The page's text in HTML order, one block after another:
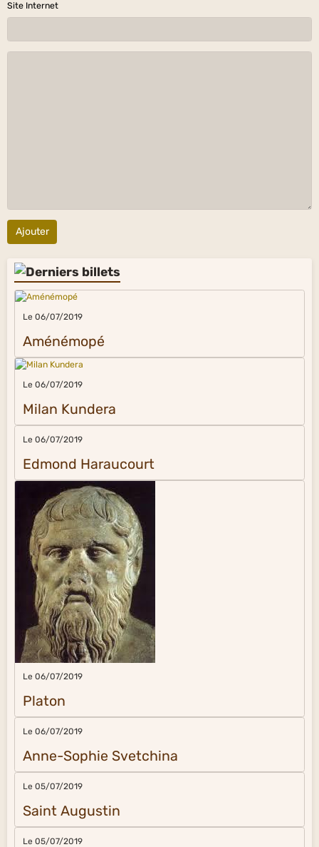
Site Internet
Ajouter
Le 06/07/2019
Aménémopé
Le 06/07/2019
Milan Kundera
Le 06/07/2019
Edmond Haraucourt
Le 06/07/2019
Platon
Le 06/07/2019
Anne-Sophie Svetchina
Le 05/07/2019
Saint Augustin
Le 05/07/2019